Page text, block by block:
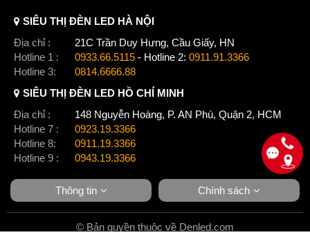
SIÊU THỊ ĐÈN LED HÀ NỘI
Địa chỉ :
21C Trần Duy Hưng, Cầu Giấy, HN
Hotline 1 :
0933.66.5115 - Hotline 2: 0911.91.3366
Hotline 3:
0814.6666.88
SIÊU THỊ ĐÈN LED HỒ CHÍ MINH
Địa chỉ :
148 Nguyễn Hoàng, P. AN Phú, Quận 2, HCM
Hotline 7 :
0923.19.3366
Hotline 8:
0911.19.3366
Hotline 9 :
0943.19.3366
Thông tin Chính sách
© Bản quyền thuộc về Denled.com